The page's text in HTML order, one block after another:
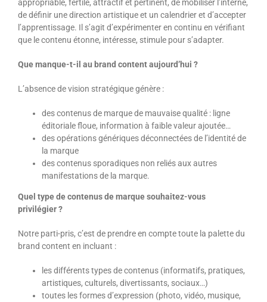
appropriable, fertile, attractif et pertinent, de mobiliser l’interne,
de définir une direction artistique et un calendrier et d’accepter
l’apprentissage. Il s’agit d’expérimenter en continu en vérifiant
que le contenu étonne, intéresse, stimule pour s’adapter.
Que manque-t-il au brand content aujourd’hui ?
L’absence de vision stratégique génère :
des contenus de marque de mauvaise qualité : ligne
éditoriale floue, information à faible valeur ajoutée…
des opérations génériques déconnectées de l’identité de
la marque
des contenus sporadiques non reliés aux autres
manifestations de la marque.
Quel type de contenus de marque souhaitez-vous
privilégier ?
Notre parti-pris, c’est de prendre en compte toute la palette du
brand content en incluant :
les différents types de contenus (informatifs, pratiques,
artistiques, culturels, divertissants, sociaux…)
toutes les formes d’expression (photo, vidéo, musique,